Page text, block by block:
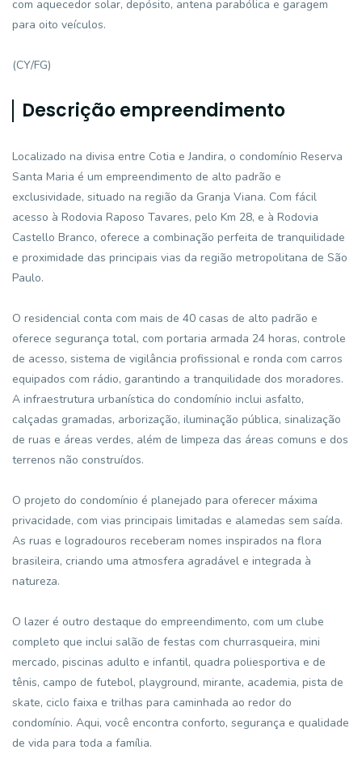
com aquecedor solar, depósito, antena parabólica e garagem
para oito veículos.
(CY/FG)
Descrição empreendimento
Localizado na divisa entre Cotia e Jandira, o condomínio Reserva
Santa Maria é um empreendimento de alto padrão e
exclusividade, situado na região da Granja Viana. Com fácil
acesso à Rodovia Raposo Tavares, pelo Km 28, e à Rodovia
Castello Branco, oferece a combinação perfeita de tranquilidade
e proximidade das principais vias da região metropolitana de São
Paulo.
O residencial conta com mais de 40 casas de alto padrão e
oferece segurança total, com portaria armada 24 horas, controle
de acesso, sistema de vigilância profissional e ronda com carros
equipados com rádio, garantindo a tranquilidade dos moradores.
A infraestrutura urbanística do condomínio inclui asfalto,
calçadas gramadas, arborização, iluminação pública, sinalização
de ruas e áreas verdes, além de limpeza das áreas comuns e dos
terrenos não construídos.
O projeto do condomínio é planejado para oferecer máxima
privacidade, com vias principais limitadas e alamedas sem saída.
As ruas e logradouros receberam nomes inspirados na flora
brasileira, criando uma atmosfera agradável e integrada à
natureza.
O lazer é outro destaque do empreendimento, com um clube
completo que inclui salão de festas com churrasqueira, mini
mercado, piscinas adulto e infantil, quadra poliesportiva e de
tênis, campo de futebol, playground, mirante, academia, pista de
skate, ciclo faixa e trilhas para caminhada ao redor do
condomínio. Aqui, você encontra conforto, segurança e qualidade
de vida para toda a família.